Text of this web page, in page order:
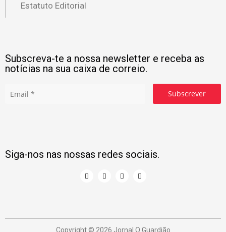
Estatuto Editorial
Subscreva-te a nossa newsletter e receba as
notícias na sua caixa de correio.
Subscrever
Siga-nos nas nossas redes sociais.
Copyright © 2026 Jornal O Guardião